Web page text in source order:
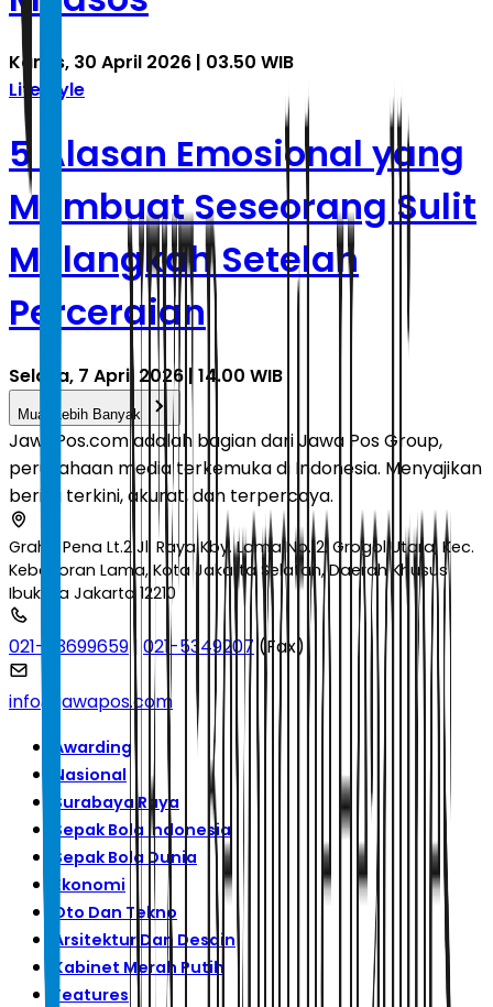
Kamis, 30 April 2026 | 03.50 WIB
Lifestyle
5 Alasan Emosional yang
Membuat Seseorang Sulit
Melangkah Setelah
Perceraian
Selasa, 7 April 2026 | 14.00 WIB
Muat Lebih Banyak
JawaPos.com adalah bagian dari Jawa Pos Group,
perusahaan media terkemuka di Indonesia. Menyajikan
berita terkini, akurat, dan terpercaya.
Graha Pena Lt.2 Jl. Raya Kby. Lama No.12, Grogol Utara, Kec.
Kebayoran Lama, Kota Jakarta Selatan, Daerah Khusus
Ibukota Jakarta 12210
021-53699659| 021-5349207(Fax)
info@jawapos.com
Awarding
Nasional
Surabaya Raya
Sepak Bola Indonesia
Sepak Bola Dunia
Ekonomi
Oto Dan Tekno
Arsitektur Dan Desain
Kabinet Merah Putih
Features